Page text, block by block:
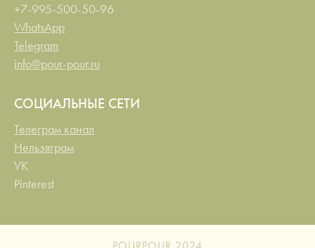
+7-995-500-50-96
WhatsApp
Telegram
info@pour-pour.ru
СОЦИАЛЬНЫЕ СЕТИ
Телеграм канал
Нельзяграм
VK
Pinterest
POURPOUR 2024